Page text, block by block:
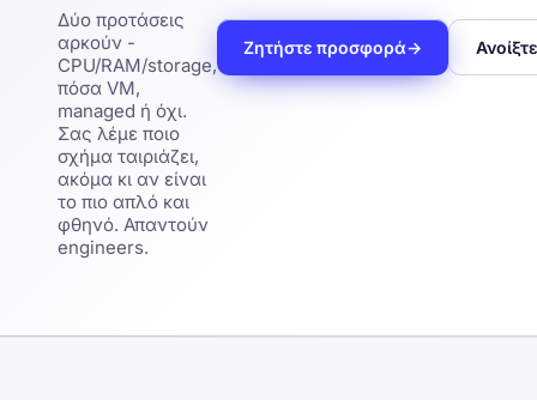
Δύο προτάσεις
αρκούν -
CPU/RAM/storage,
πόσα VM,
managed ή όχι.
Σας λέμε ποιο
σχήμα ταιριάζει,
ακόμα κι αν είναι
το πιο απλό και
φθηνό. Απαντούν
engineers.
Ζητήστε προσφορά→